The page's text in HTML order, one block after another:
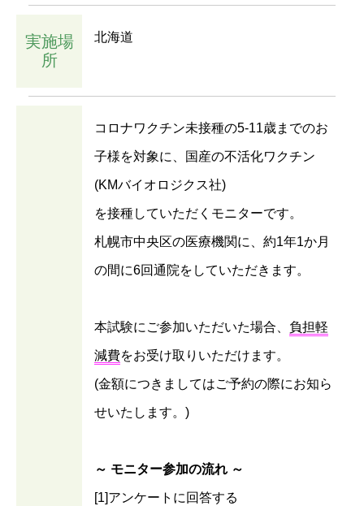
実施場
所
北海道
コロナワクチン未接種の5-11歳までのお
子様を対象に、国産の不活化ワクチン
(KMバイオロジクス社)
を接種していただくモニターです。
札幌市中央区の医療機関に、約1年1か月
の間に6回通院をしていただきます。
本試験にご参加いただいた場合、 負担軽
減費をお受け取りいただけます。
(金額につきましてはご予約の際にお知ら
せいたします。)
～ モニター参加の流れ ～
[1]アンケートに回答する